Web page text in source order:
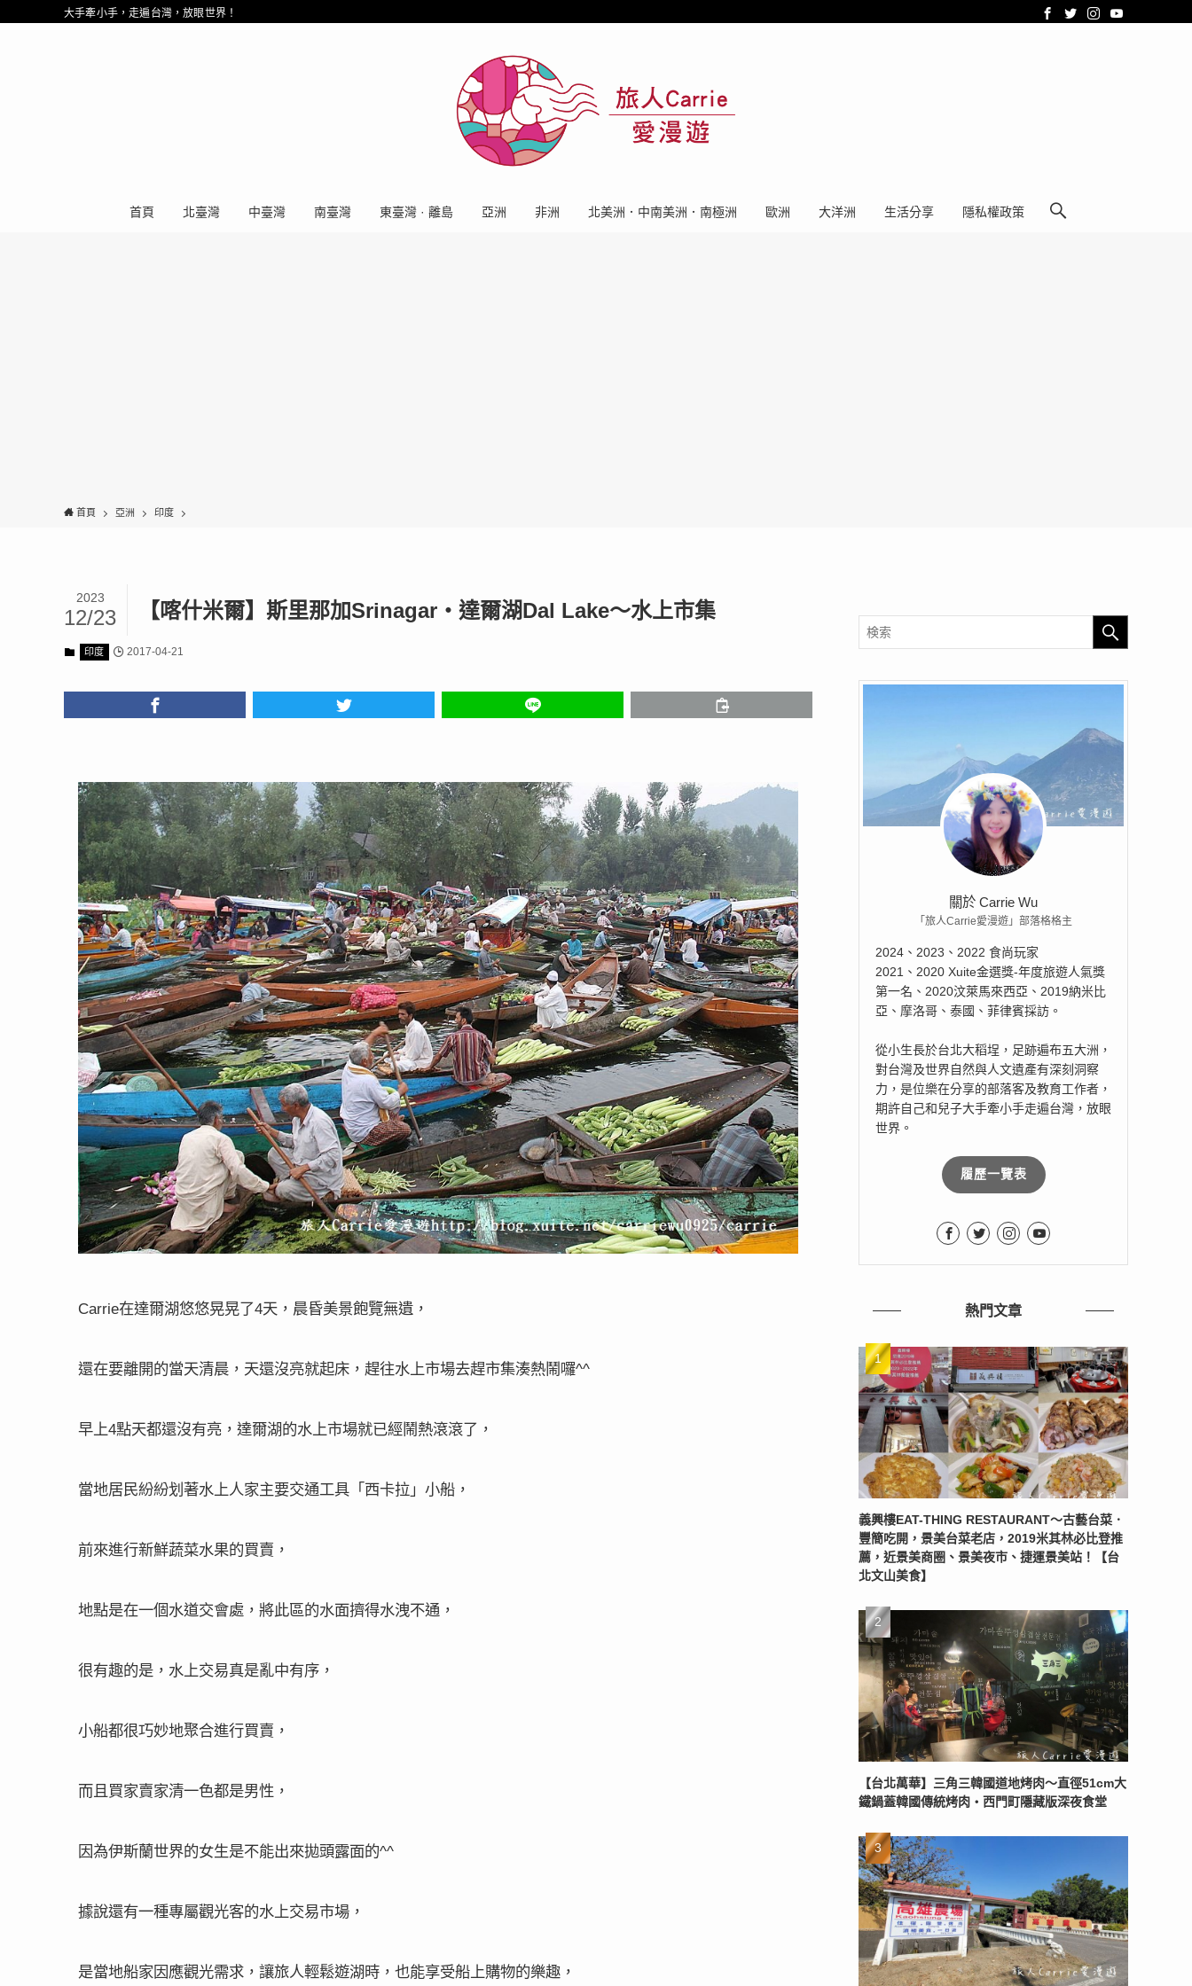
大手牽小手，走遍台灣，放眼世界！
首頁 北臺灣 中臺灣 南臺灣 東臺灣 · 離島 亞洲 非洲 北美洲．中南美洲．南極洲 歐洲 大洋洲 生活分享 隱私權政策
首頁 亞洲 印度
【喀什米爾】斯里那加Srinagar‧達爾湖Dal Lake～水上市集
2023
12/23
印度 2017-04-21
Carrie在達爾湖悠悠晃晃了4天，晨昏美景飽覽無遺，
還在要離開的當天清晨，天還沒亮就起床，趕往水上市場去趕市集湊熱鬧囉^^
早上4點天都還沒有亮，達爾湖的水上市場就已經鬧熱滾滾了，
當地居民紛紛划著水上人家主要交通工具「西卡拉」小船，
前來進行新鮮蔬菜水果的買賣，
地點是在一個水道交會處，將此區的水面擠得水洩不通，
很有趣的是，水上交易真是亂中有序，
小船都很巧妙地聚合進行買賣，
而且買家賣家清一色都是男性，
因為伊斯蘭世界的女生是不能出來拋頭露面的^^
據說還有一種專屬觀光客的水上交易市場，
是當地船家因應觀光需求，讓旅人輕鬆遊湖時，也能享受船上購物的樂趣，
關於 Carrie Wu
「旅人Carrie愛漫遊」部落格格主
2024、2023、2022 食尚玩家
2021、2020 Xuite金選獎-年度旅遊人氣獎
第一名、2020汶萊馬來西亞、2019納米比
亞、摩洛哥、泰國、菲律賓採訪。
從小生長於台北大稻埕，足跡遍布五大洲，
對台灣及世界自然與人文遺產有深刻洞察
力，是位樂在分享的部落客及教育工作者，
期許自己和兒子大手牽小手走遍台灣，放眼
世界。
履歷一覽表
熱門文章
義興樓EAT-THING RESTAURANT〜古藝台菜．
豐簡吃開，景美台菜老店，2019米其林必比登推
薦，近景美商圈、景美夜市、捷運景美站！【台
北文山美食】
【台北萬華】三角三韓國道地烤肉～直徑51cm大
鐵鍋蓋韓國傳統烤肉‧西門町隱藏版深夜食堂